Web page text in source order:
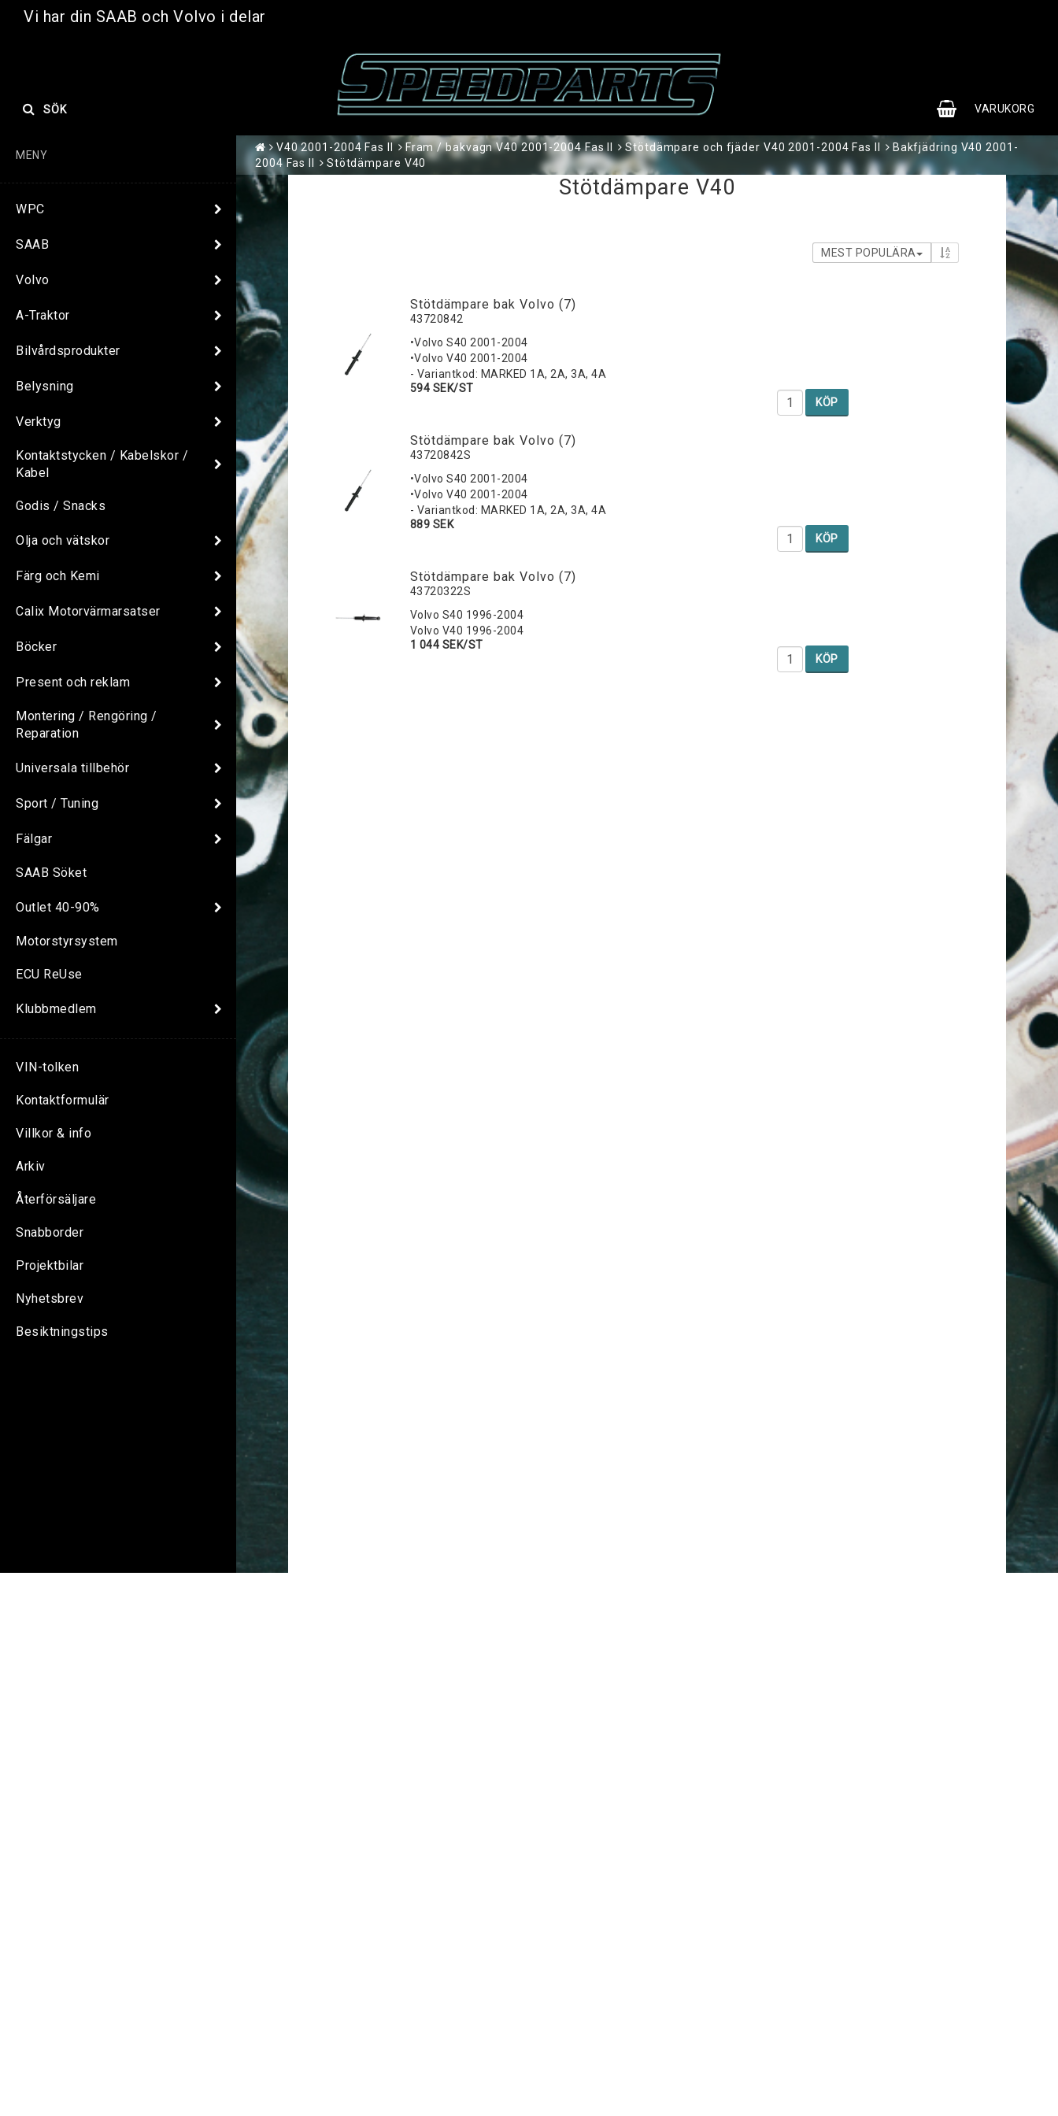
Vi har din SAAB och Volvo i delar
VARUKORG
SÖK
MENY
WPC
SAAB
Volvo
A-Traktor
Bilvårdsprodukter
Belysning
Verktyg
Kontaktstycken / Kabelskor /
Kabel
Godis / Snacks
Olja och vätskor
Färg och Kemi
Calix Motorvärmarsatser
Böcker
Present och reklam
Montering / Rengöring /
Reparation
Universala tillbehör
Sport / Tuning
Fälgar
SAAB Söket
Outlet 40-90%
Motorstyrsystem
ECU ReUse
Klubbmedlem
VIN-tolken
Kontaktformulär
Villkor & info
Arkiv
Återförsäljare
Snabborder
Projektbilar
Nyhetsbrev
Besiktningstips
V40 2001-2004 Fas II Fram / bakvagn V40 2001-2004 Fas II Stötdämpare och fjäder V40 2001-2004 Fas II
Bakfjädring V40 2001-
2004 Fas II
Stötdämpare V40
Stötdämpare V40
MEST POPULÄRA
Stötdämpare bak Volvo (7)
43720842
•Volvo S40 2001-2004
•Volvo V40 2001-2004
- Variantkod: MARKED 1A, 2A, 3A, 4A
594 SEK/ST
KÖP
Stötdämpare bak Volvo (7)
43720842S
•Volvo S40 2001-2004
•Volvo V40 2001-2004
- Variantkod: MARKED 1A, 2A, 3A, 4A
889 SEK
KÖP
Stötdämpare bak Volvo (7)
43720322S
Volvo S40 1996-2004
Volvo V40 1996-2004
1 044 SEK/ST
KÖP